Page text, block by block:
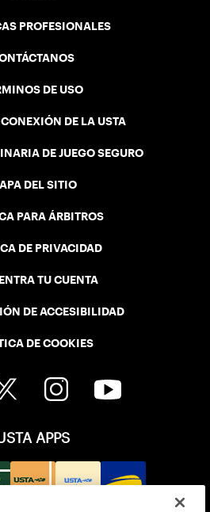
PROFESIONALES
DE USO
CONEXIÓN DE LA USTA
DE JUEGO SEGURO
DEL SITIO
PARA ÁRBITROS
DE PRIVACIDAD
TU CUENTA
DE ACCESIBILIDAD
DE COOKIES
APPS